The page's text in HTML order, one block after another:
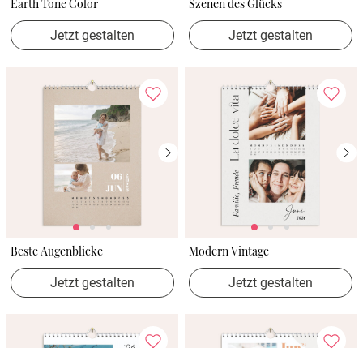
Earth Tone Color
Jetzt gestalten
Szenen des Glücks
Jetzt gestalten
Beste Augenblicke
Jetzt gestalten
Modern Vintage
Jetzt gestalten